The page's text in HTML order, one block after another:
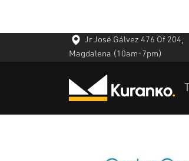
Jr José Gálvez 476 Of 204,
Magdalena (10am-7pm)